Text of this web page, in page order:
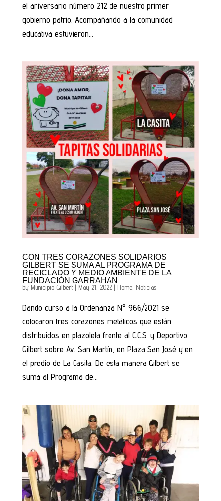
el aniversario número 212 de nuestro primer
gobierno patrio. Acompañando a la comunidad
educativa estuvieron...
CON TRES CORAZONES SOLIDARIOS
GILBERT SE SUMA AL PROGRAMA DE
RECICLADO Y MEDIO AMBIENTE DE LA
FUNDACIÓN GARRAHAN
by Municipio Gilbert| May 21, 2022| Home, Noticias
Dando curso a la Ordenanza N° 966/2021 se
colocaron tres corazones metálicos que están
distribuidos en plazoleta frente al C.C.S. y Deportivo
Gilbert sobre Av. San Martín, en Plaza San José y en
el predio de La Casita. De esta manera Gilbert se
suma al Programa de...